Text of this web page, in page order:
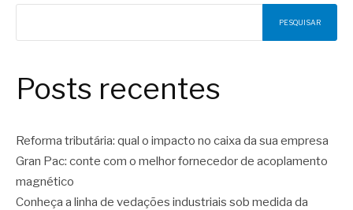
PESQUISAR
Posts recentes
Reforma tributária: qual o impacto no caixa da sua empresa
Gran Pac: conte com o melhor fornecedor de acoplamento
magnético
Conheça a linha de vedações industriais sob medida da